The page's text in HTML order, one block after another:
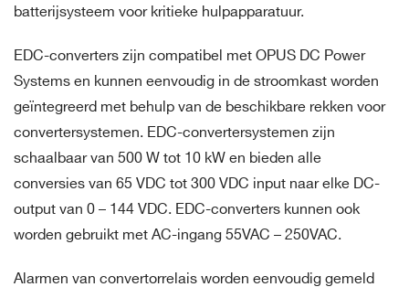
batterijsysteem voor kritieke hulpapparatuur.
EDC-converters zijn compatibel met OPUS DC Power
Systems en kunnen eenvoudig in de stroomkast worden
geïntegreerd met behulp van de beschikbare rekken voor
convertersystemen. EDC-convertersystemen zijn
schaalbaar van 500 W tot 10 kW en bieden alle
conversies van 65 VDC tot 300 VDC input naar elke DC-
output van 0 – 144 VDC. EDC-converters kunnen ook
worden gebruikt met AC-ingang 55VAC – 250VAC.
Alarmen van convertorrelais worden eenvoudig gemeld